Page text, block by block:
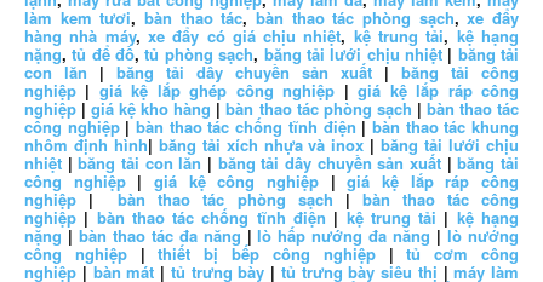
làm kem tươi,bàn thao tác,bàn thao tác phòng sạch,xe đẩy
hàng nhà máy, xe đẩy có giá chịu nhiệt, kệ trung tải, kệ hạng
nặng,tủ để đồ,tủ phòng sạch, băng tải lưới chịu nhiệt| băng tải
con lăn | băng tải dây chuyền sản xuất | băng tải công
nghiệp | giá kệ lắp ghép công nghiệp |giá kệ lắp ráp công
nghiệp |giá kệ kho hàng |bàn thao tác phòng sạch | bàn thao tác
công nghiệp|bàn thao tác chống tĩnh điện |bàn thao tác khung
nhôm định hình| băng tải xích nhựa và inox|băng tải lưới chịu
nhiệt |băng tải con lăn | băng tải dây chuyền sản xuất |băng tải
công nghiệp|giá kệ công nghiệp |giá kệ lắp ráp công
nghiệp |bàn thao tác phòng sạch| bàn thao tác công
nghiệp | bàn thao tác chống tĩnh điện | kệ trung tải | kệ hạng
nặng| bàn thao tác đa năng|lò hấp nướng đa năng |lò nướng
công nghiệp|thiết bị bếp công nghiệp|tủ cơm công
nghiệp |bàn mát | tủ trưng bày | tủ trưng bày siêu thị |máy làm